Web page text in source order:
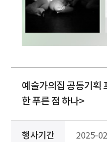
예술가의집 공동기획
한 푸른 점 하나>
행사기간 2025-